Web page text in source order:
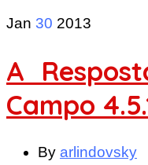
Jan 30 2013
A
Campo
By arlindovsky